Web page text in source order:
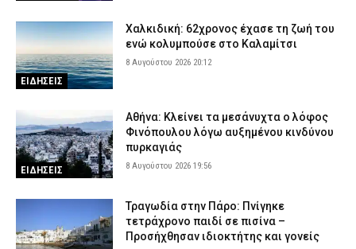
ΕΙΔΗΣΕΙΣ
Χαλκιδική: 62χρονος έχασε τη ζωή του
ενώ κολυμπούσε στο Καλαμίτσι
8 Αυγούστου 2026 20:12
ΕΙΔΗΣΕΙΣ
Αθήνα: Κλείνει τα μεσάνυχτα ο λόφος
Φινόπουλου λόγω αυξημένου κινδύνου
πυρκαγιάς
8 Αυγούστου 2026 19:56
Τραγωδία στην Πάρο: Πνίγηκε
τετράχρονο παιδί σε πισίνα –
Προσήχθησαν ιδιοκτήτης και γονείς